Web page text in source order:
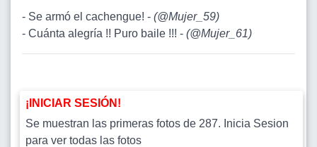
- Se armó el cachengue! - (@Mujer_59)
- Cuánta alegría !! Puro baile !!! - (@Mujer_61)
¡INICIAR SESIÓN!
Se muestran las primeras fotos de 287. Inicia Sesion
para ver todas las fotos